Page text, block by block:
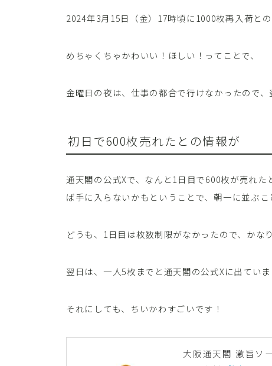
2024年3月15日（金）17時頃に1000枚再入荷と
めちゃくちゃかわいい！ほしい！ってことで、
金曜日の夜は、仕事の都合で行けなかったので
初日で600枚売れたとの情報が
通天閣の公式Xで、なんと1日目で600枚が売れ
ば手に入らないかもということで、朝一に並ぶこ
どうも、1日目は枚数制限がなかったので、かな
翌日は、一人5枚までと通天閣の公式Xに出ていま
それにしても、ちいかわすごいです！
大阪通天閣 激旨ソ